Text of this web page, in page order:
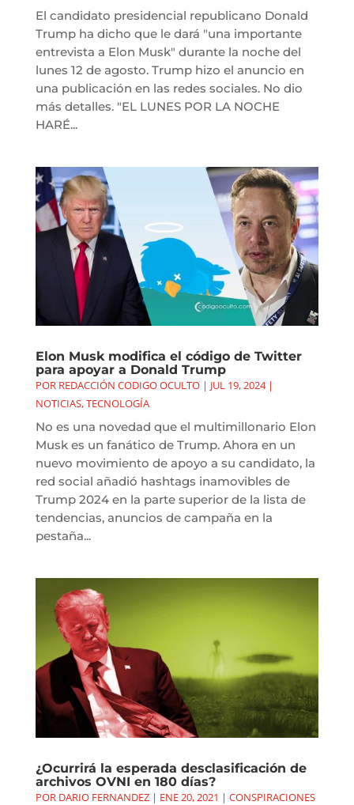
El candidato presidencial republicano Donald
Trump ha dicho que le dará "una importante
entrevista a Elon Musk" durante la noche del
lunes 12 de agosto. Trump hizo el anuncio en
una publicación en las redes sociales. No dio
más detalles. "EL LUNES POR LA NOCHE
HARÉ...
Elon Musk modifica el código de Twitter
para apoyar a Donald Trump
POR REDACCIÓN CODIGO OCULTO| JUL 19, 2024|
NOTICIAS,TECNOLOGÍA
No es una novedad que el multimillonario Elon
Musk es un fanático de Trump. Ahora en un
nuevo movimiento de apoyo a su candidato, la
red social añadió hashtags inamovibles de
Trump 2024 en la parte superior de la lista de
tendencias, anuncios de campaña en la
pestaña...
¿Ocurrirá la esperada desclasificación de
archivos OVNI en 180 días?
POR DARIO FERNANDEZ| ENE 20, 2021 | CONSPIRACIONES